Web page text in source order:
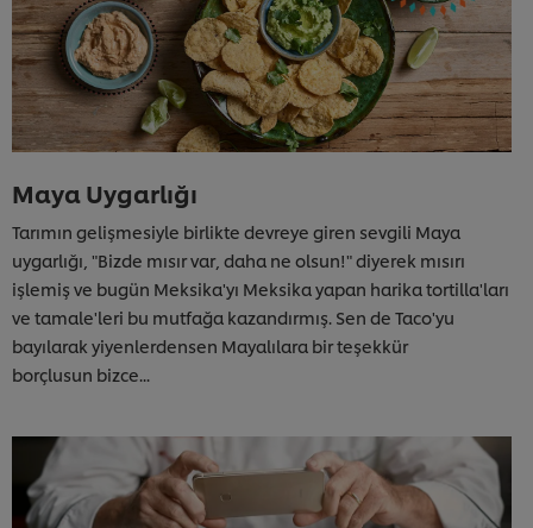
Maya Uygarlığı
Tarımın gelişmesiyle birlikte devreye giren sevgili Maya
uygarlığı, "Bizde mısır var, daha ne olsun!" diyerek mısırı
işlemiş ve bugün Meksika'yı Meksika yapan harika tortilla'ları
ve tamale'leri bu mutfağa kazandırmış. Sen de Taco'yu
bayılarak yiyenlerdensen Mayalılara bir teşekkür
borçlusun bizce...